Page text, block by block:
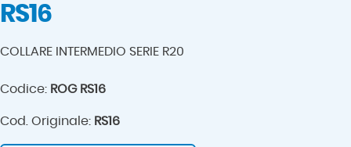
RS16
COLLARE INTERMEDIO SERIE R20
Codice: ROG RS16
Cod. Originale: RS16